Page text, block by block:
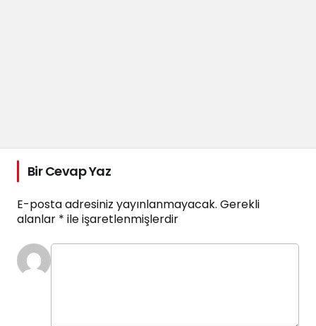
Bir Cevap Yaz
E-posta adresiniz yayınlanmayacak. Gerekli
alanlar * ile işaretlenmişlerdir